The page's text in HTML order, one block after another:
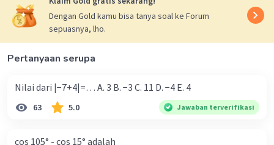
diperoleh sebagai berikut:
2x + 3y = 18
- Untuk titik potong pada sb.x
2x + 3(0) = 18
2x = 18
x = 18/2
x = 9
- Untuk titik potong pada sb.y
Dengan Gold kamu bisa tanya soal ke Forum
sepuasnya, lho.
Pertanyaan serupa
Nilai dari |−7+4|=… A. 3 B. −3 C. 11 D. −4 E. 4
63 5.0 Jawaban terverifikasi
cos 105° - cos 15° adalah